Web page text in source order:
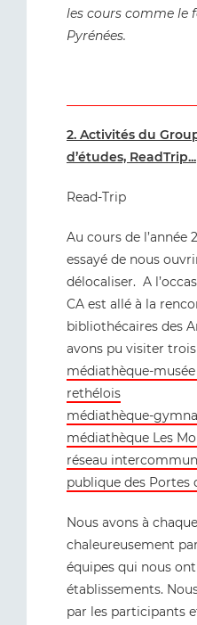
les cours comme le
Pyrénées.
2. Activités du
d’études, ReadTrip...
Read-Trip
Au cours de l’année
essayé de nous
délocaliser. A
CA est allé à la
bibliothécaires des
avons pu visiter
médiathèque-
rethélois
médiathèque-
médiathèque Les
réseau
publique des Portes
Nous avons à
chaleureusement
équipes qui nous
établissements.
par les participants